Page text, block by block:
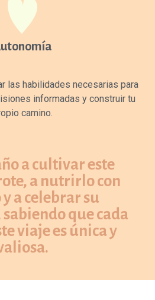
las habilidades necesarias para
informadas y construir tu
camino.
a cultivar este
a nutrirlo con
a celebrar su
que cada
viaje es única y